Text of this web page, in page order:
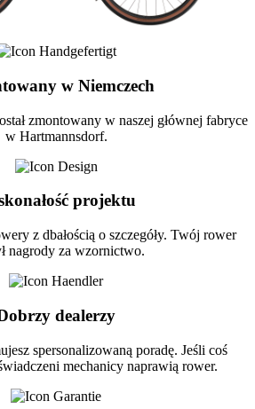
w Niemczech
zmontowany w naszej głównej fabryce
w Hartmannsdorf.
projektu
z dbałością o szczegóły. Twój rower
nagrody za wzornictwo.
dealerzy
spersonalizowaną poradę. Jeśli coś
mechanicy naprawią rower.